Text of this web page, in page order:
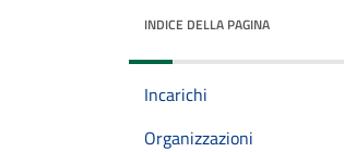
INDICE DELLA PAGINA
Incarichi
Organizzazioni